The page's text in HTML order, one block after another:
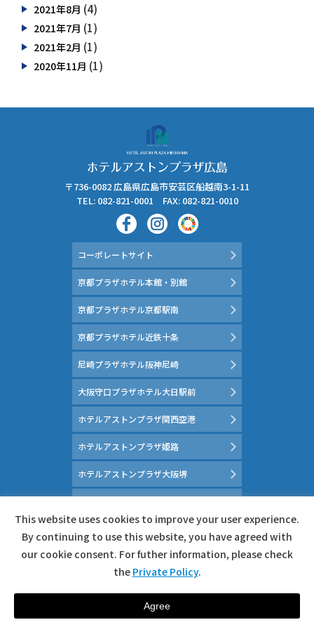
宿 泊 予 約RESERVATION
2021年8月 (4)
2021年7月 (1)
2021年2月 (1)
2020年11月 (1)
〒736-0082 広島県広島市安芸区船越南3-1-11
TEL: 082-821-0001 FAX: 082-821-0010
コーポレートサイト
京都プラザホテル本館・別館
京都プラザホテル京都駅南
京都プラザホテル近鉄十条
尼崎プラザホテル阪神尼崎
大阪守口プラザホテル大日駅前
ホテルアストンプラザ関西空港
ホテルアストンプラザ姫路
ホテルアストンプラザ大阪堺
マイスイートホーム大府
南紀白浜 和みの湯 花鳥風月
カスタマーハラスメントに対する行動指針
© HOTEL ASTON PLAZA HIROSHIMA. Allrights Reserved.
This website uses cookies to improve your user experience.
By continuing to use this website, you have agreed with
our cookie consent. For futher information, please check
the Private Policy.
Agree